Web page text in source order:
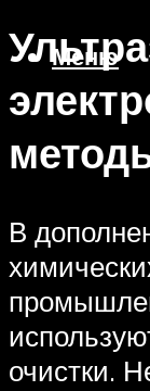
Меню
В
очистки.